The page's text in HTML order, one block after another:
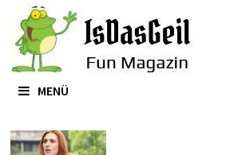
Inhalt
springen
MENÜ